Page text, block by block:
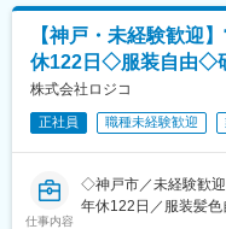
けていただきます。
め、未経験の方も安
▼特徴
滋賀県に根差し、自
に、日産、日野、三
変更の範囲：会社の
・お客様に応じて定
ないか確認を行って
・電話やFAXで注文
※飛び込み営業、ノル
出と事務作業のバラ
／
【神戸・未経験歓迎
休122日◇服装自由◇
株式会社ロジコ
正社員 職種未経験歓迎
仕事内容
◇神戸市／未経験歓
年休122日／服装髪色